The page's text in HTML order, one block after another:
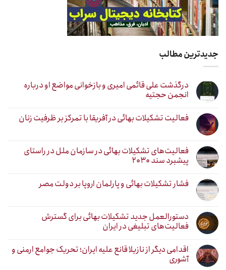
جدیدترین مطالب
درگذشت علی قائمی امیری و بازخوانی مواضع او درباره
انجمن حجتیه
فعالیت تشکیلات بهائی در آفریقا با تمرکز بر ظرفیت زنان
فعالیت‌های تشکیلات بهائی در سازمان ملل در راستای
پیشبرد سند ۲۰۳۰
فشار تشکیلات بهائی و پارلمان اروپا بر دولت مصر
دستورالعمل جدید تشکیلات بهائی برای گسترش
فعالیت‌های تبلیغی در ایران
اقدامی دیگر از نازیلا قانع علیه ایران؛ تحریک جوامع ارمنی و
آشوری